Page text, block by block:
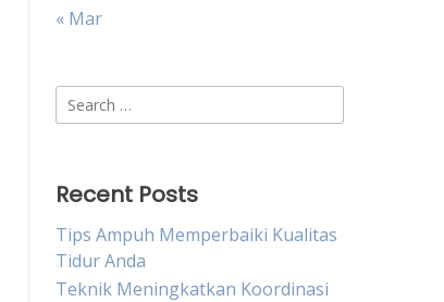
« Mar
Search
for:
Recent Posts
Tips Ampuh Memperbaiki Kualitas
Tidur Anda
Teknik Meningkatkan Koordinasi